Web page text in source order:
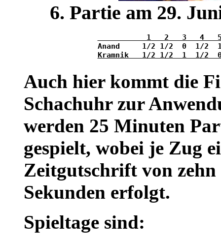
6. Partie am 29.
1   2   3   4
Kramnik   1/2 1/2  1  1/
Auch hier kommt die
Schachuhr zur
werden 25 Minuten
gespielt, wobei je Zug
Zeitgutschrift von zehn
Sekunden erfolgt.
Spieltage sind: